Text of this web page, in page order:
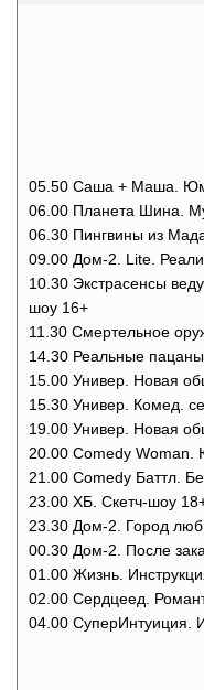
05.50 Саша + Маша.
06.00 Планета Шина.
06.30 Пингвины из
09.00 Дом-2. Lite.
10.30 Экстрасенсы
шоу 16+
11.30 Смертельное
14.30 Реальные
15.00 Универ. Новая
15.30 Универ. Комед.
19.00 Универ. Новая
20.00 Comedy
21.00 Comedy Баттл.
23.00 ХБ. Скетч-шоу
23.30 Дом-2. Город
00.30 Дом-2. После
01.00 Жизнь.
02.00 Сердцеед.
04.00 СуперИнтуиция.